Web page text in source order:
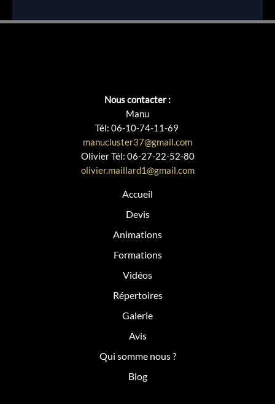
Nous contacter :
Manu
Tél: 06-10-74-11-69
manucluster37@gmail.com
OlivierTél: 06-27-22-52-80
olivier.maillard1@gmail.com
Accueil
Devis
Animations
Formations
Vidéos
Répertoires
Galerie
Avis
Qui somme nous ?
Blog